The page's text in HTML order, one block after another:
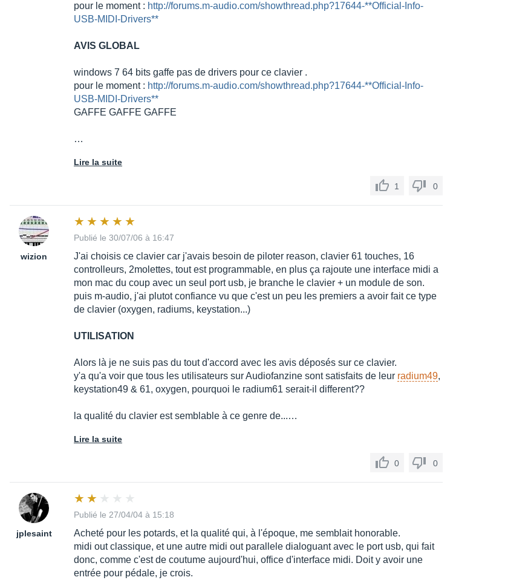
pour le moment : http://forums.m-audio.com/showthread.php?17644-**Official-Info-
USB-MIDI-Drivers**
AVIS GLOBAL
windows 7 64 bits gaffe pas de drivers pour ce clavier .
pour le moment : http://forums.m-audio.com/showthread.php?17644-**Official-Info-
USB-MIDI-Drivers**
GAFFE GAFFE GAFFE
…
Lire la suite
1 0
wizion
Publié le 30/07/06 à 16:47
J'ai choisis ce clavier car j'avais besoin de piloter reason, clavier 61 touches, 16
controlleurs, 2molettes, tout est programmable, en plus ça rajoute une interface midi a
mon mac du coup avec un seul port usb, je branche le clavier + un module de son.
puis m-audio, j'ai plutot confiance vu que c'est un peu les premiers a avoir fait ce type
de clavier (oxygen, radiums, keystation...)
UTILISATION
Alors là je ne suis pas du tout d'accord avec les avis déposés sur ce clavier.
y'a qu'a voir que tous les utilisateurs sur Audiofanzine sont satisfaits de leur radium49,
keystation49 & 61, oxygen, pourquoi le radium61 serait-il different??
la qualité du clavier est semblable à ce genre de...…
Lire la suite
0 0
jplesaint
Publié le 27/04/04 à 15:18
Acheté pour les potards, et la qualité qui, à l'époque, me semblait honorable.
midi out classique, et une autre midi out parallele dialoguant avec le port usb, qui fait
donc, comme c'est de coutume aujourd'hui, office d'interface midi. Doit y avoir une
entrée pour pédale, je crois.